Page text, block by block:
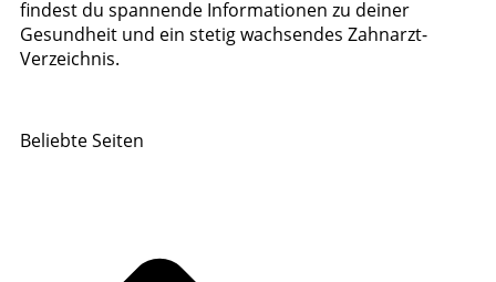
findest du spannende Informationen zu deiner
Gesundheit und ein stetig wachsendes Zahnarzt-
Verzeichnis.
Beliebte Seiten